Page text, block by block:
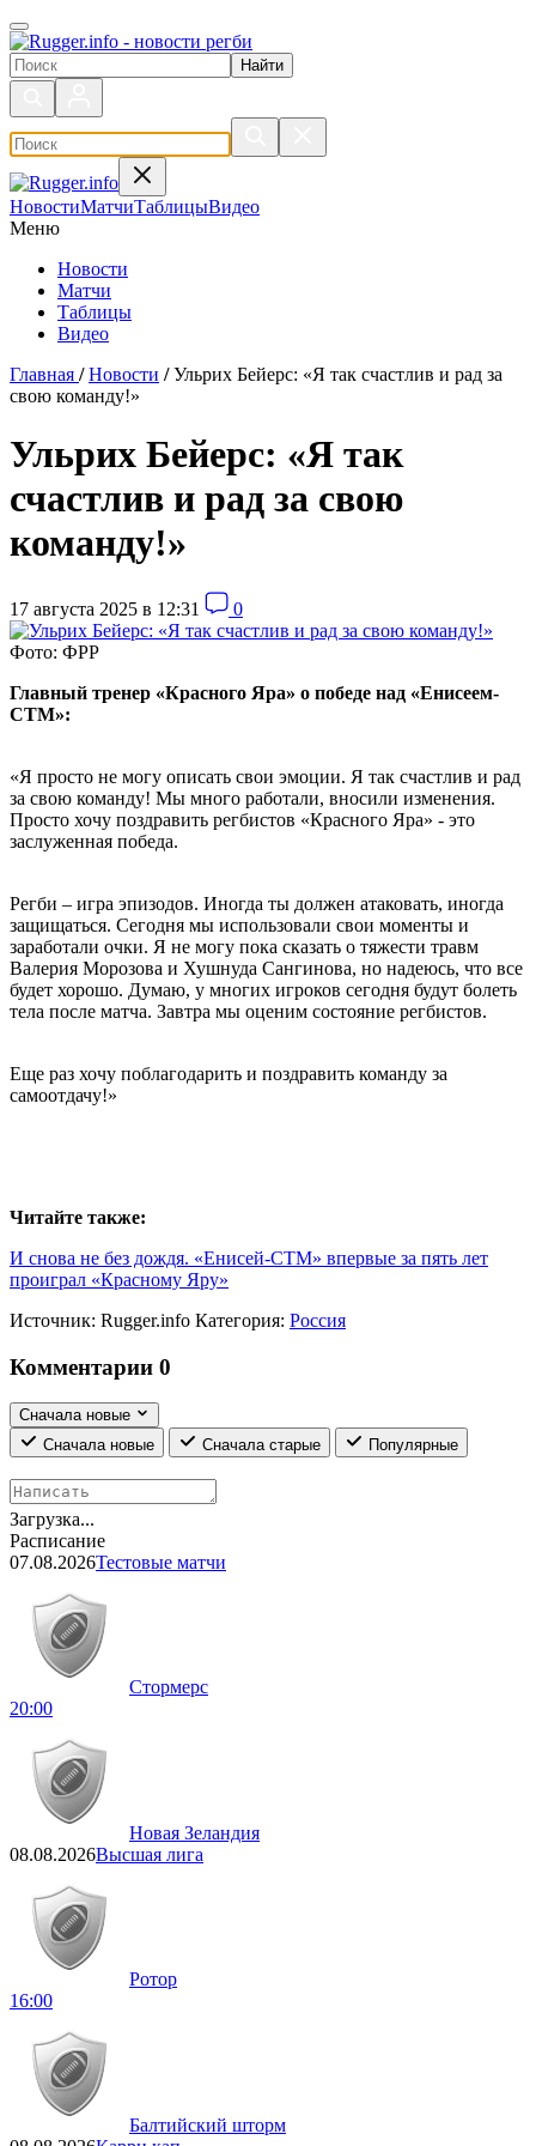
Поиск по сайту
НовостиМатчиТаблицыВидео
Меню
Новости
Матчи
Таблицы
Видео
Главная / Новости / Ульрих Бейерс: «Я так счастлив и рад за
свою команду!»
Ульрих Бейерс: «Я так
счастлив и рад за свою
команду!»
17 августа 2025 в 12:31 0
Фото: ФРР
Главный тренер «Красного Яра» о победе над «Енисеем-
СТМ»:
«Я просто не могу описать свои эмоции. Я так счастлив и рад
за свою команду! Мы много работали, вносили изменения.
Просто хочу поздравить регбистов «Красного Яра» - это
заслуженная победа.
Регби – игра эпизодов. Иногда ты должен атаковать, иногда
защищаться. Сегодня мы использовали свои моменты и
заработали очки. Я не могу пока сказать о тяжести травм
Валерия Морозова и Хушнуда Сангинова, но надеюсь, что все
будет хорошо. Думаю, у многих игроков сегодня будут болеть
тела после матча. Завтра мы оценим состояние регбистов.
Еще раз хочу поблагодарить и поздравить команду за
самоотдачу!»
Читайте также:
И снова не без дождя. «Енисей-СТМ» впервые за пять лет
проиграл «Красному Яру»
Источник: Rugger.info Категория: Россия
Комментарии 0
Сначала новые
Сначала новые
Сначала старые Популярные
Загрузка...
Расписание
07.08.2026Тестовые матчи
Стормерс
20:00
Новая Зеландия
08.08.2026Высшая лига
Ротор
16:00
Балтийский шторм